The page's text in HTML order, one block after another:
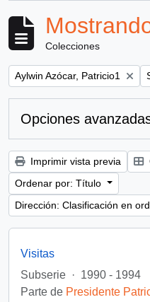
Colecciones
Remove filter:
Aylwin Azócar, Patricio1
Opciones
Imprimir vista previa
Ordenar por: Título
Dirección: Clasificación en
Visitas
Subserie · 1990 - 1994
Parte de Presidente